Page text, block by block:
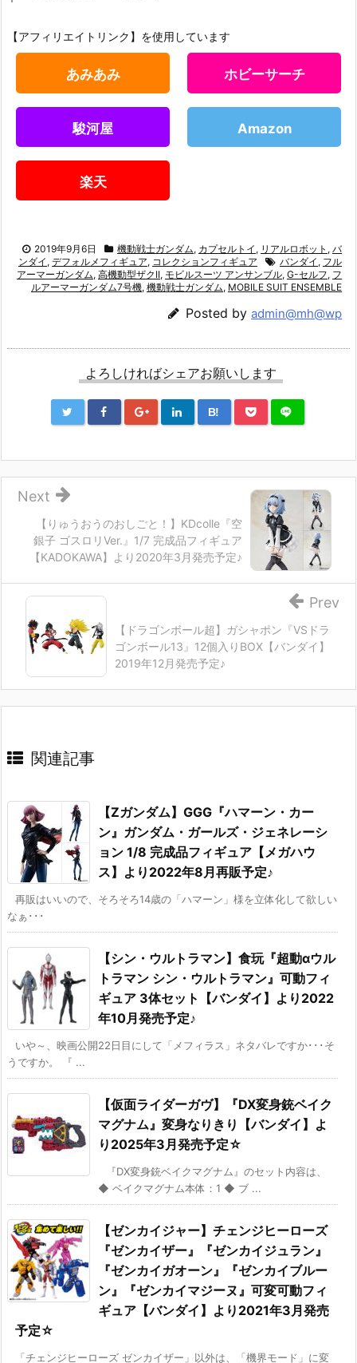
【アフィリエイトリンク】を使用しています
あみあみ ホビーサーチ
駿河屋 Amazon
楽天
2019年9月6日 機動戦士ガンダム, カプセルトイ , リアルロボット , バ
ンダイ , デフォルメフィギュア, コレクションフィギュア バンダイ , フル
アーマーガンダム, 高機動型ザクII, モビルスーツ アンサンブル, G-セルフ, フ
ルアーマーガンダム7号機, 機動戦士ガンダム, MOBILE SUIT ENSEMBLE
Posted by admin@mh@wp
よろしければシェアお願いします
B!
【りゅうおうのおしごと！】KDcolle『空
銀子 ゴスロリVer.』1/7 完成品フィギュア
【KADOKAWA】より2020年3月発売予定♪
Next
【ドラゴンボール超】ガシャポン『VSドラ
ゴンボール13』12個入りBOX【バンダイ】
2019年12月発売予定♪
Prev
関連記事
【Zガンダム】GGG『ハマーン・カー
ン』ガンダム・ガールズ・ジェネレーシ
ョン 1/8 完成品フィギュア【メガハウ
ス】より2022年8月再販予定♪
再販はいいので、そろそろ14歳の「ハマーン」様を立体化して欲しい
なぁ･･･
【シン・ウルトラマン】食玩『超動αウル
トラマン シン・ウルトラマン』可動フィ
ギュア 3体セット【バンダイ】より2022
年10月発売予定♪
いや～、映画公開22日目にして「メフィラス」ネタバレですか･･･そ
うですか。 『 ...
【仮面ライダーガヴ】『DX変身銃ベイク
マグナム』変身なりきり【バンダイ】よ
り2025年3月発売予定☆
『DX変身銃ベイクマグナム』のセット内容は、
◆ ベイクマグナム本体：1 ◆ ブ ...
【ゼンカイジャー】チェンジヒーローズ
『ゼンカイザー』『ゼンカイジュラン』
『ゼンカイガオーン』『ゼンカイブルー
ン』『ゼンカイマジーヌ』可変可動フィ
ギュア【バンダイ】より2021年3月発売
予定☆
「チェンジヒーローズ ゼンカイザー」以外は、「機界モード」に変